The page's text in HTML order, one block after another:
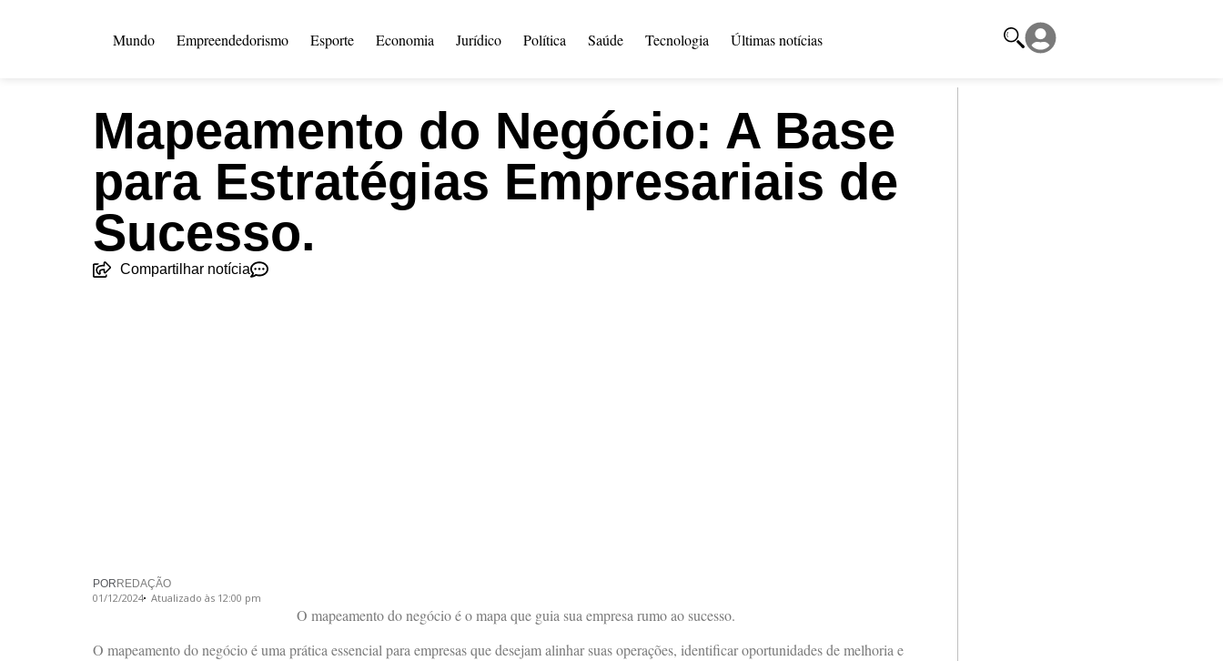
Mundo Empreendedorismo Esporte Economia Jurídico Política Saúde Tecnologia Últimas notícias
Mapeamento do Negócio: A Base
para Estratégias Empresariais de
Sucesso.
Compartilhar notícia
POR REDAÇÃO
01/12/2024 Atualizado às 12:00 pm
O mapeamento do negócio é o mapa que guia sua empresa rumo ao sucesso.
O mapeamento do negócio é uma prática essencial para empresas que desejam alinhar suas operações, identificar oportunidades de melhoria e